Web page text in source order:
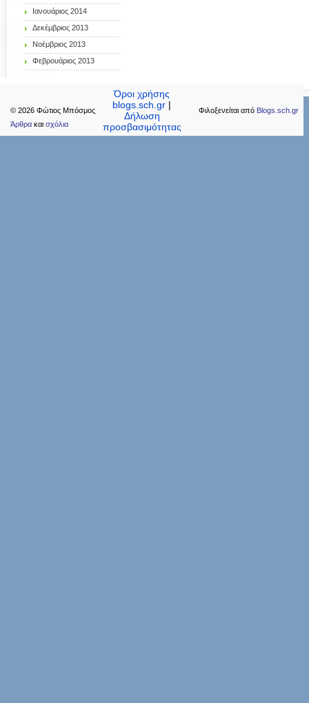
Ιανουάριος 2014
Δεκέμβριος 2013
Νοέμβριος 2013
Φεβρουάριος 2013
© 2026 Φώτιoς Μπόσμος
Άρθρα και σχόλια
Φιλοξενείται από Blogs.sch.gr
Όροι χρήσης
blogs.sch.gr |
Δήλωση
προσβασιμότητας